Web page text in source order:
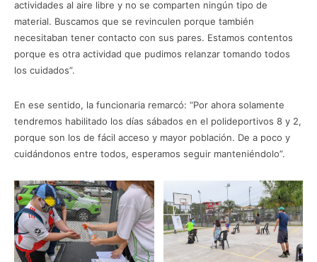
actividades al aire libre y no se comparten ningún tipo de
material. Buscamos que se revinculen porque también
necesitaban tener contacto con sus pares. Estamos contentos
porque es otra actividad que pudimos relanzar tomando todos
los cuidados”.
En ese sentido, la funcionaria remarcó: “Por ahora solamente
tendremos habilitado los días sábados en el polideportivos 8 y 2,
porque son los de fácil acceso y mayor población. De a poco y
cuidándonos entre todos, esperamos seguir manteniéndolo”.